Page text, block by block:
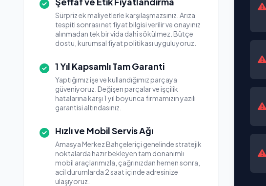
Sürpriz ek maliyetlerle karşılaşmazsınız. Arıza
tespiti sonrası net fiyat bilgisi verilir ve onayınız
alınmadan tek bir vida dahi sökülmez. Bütçe
dostu, kurumsal fiyat politikası uyguluyoruz.
1 Yıl Kapsamlı Tam Garanti
Yaptığımız işe ve kullandığımız parçaya
güveniyoruz. Değişen parçalar ve işçilik
hatalarına karşı 1 yıl boyunca firmamızın yazılı
garantisi altındasınız.
Hızlı ve Mobil Servis Ağı
Amasya Merkez Bahçeleriçi genelinde stratejik
noktalarda hazır bekleyen tam donanımlı
mobil araçlarımızla, çağrınızdan hemen sonra,
acil durumlarda 2 saat içinde adresinize
ulaşıyoruz.